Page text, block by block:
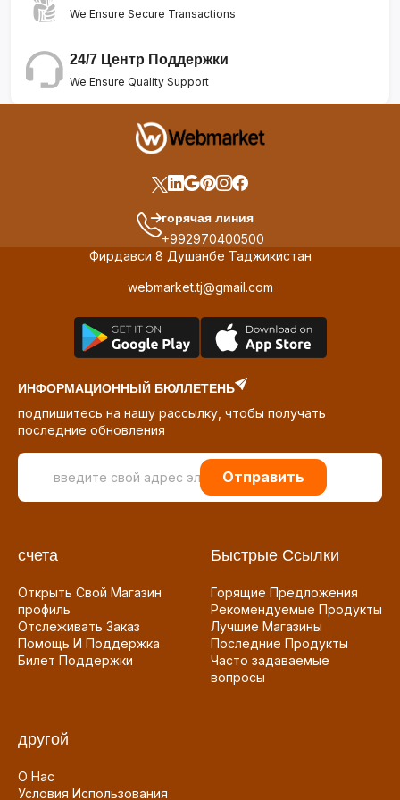
We Ensure Secure Transactions
24/7 Центр Поддержки
We Ensure Quality Support
горячая линия
+992970400500
Фирдавси 8 Душанбе Таджикистан
webmarket.tj@gmail.com
ИНФОРМАЦИОННЫЙ БЮЛЛЕТЕНЬ
подпишитесь на нашу рассылку, чтобы получать
последние обновления
Отправить
счета
Открыть Свой Магазин
профиль
Отслеживать Заказ
Помощь И Поддержка
Билет Поддержки
Быстрые Ссылки
Горящие Предложения
Рекомендуемые Продукты
Лучшие Магазины
Последние Продукты
Часто задаваемые
вопросы
другой
О Нас
Условия Использования